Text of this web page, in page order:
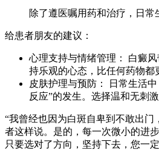
除了遵医嘱用药和治疗，日
给患者朋友的建议：
心理支持与情绪管理： 白癜
持乐观的心态，比任何药物都
皮肤护理与预防： 日常生活
反应”的发生。选择温和无刺
“我曾经也因为白斑自卑到不敢出
者这样说。是的，每一次微小的进
只要选对了方向，坚持下去，您一